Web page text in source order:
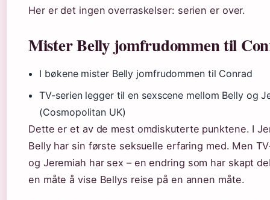
Her er det ingen overraskelser: serien er over.
Mister Belly jomfrudommen til
I bøkene mister Belly jomfrudommen til Conrad
TV-serien legger til en sexscene mellom Belly og
(Cosmopolitan UK)
Dette er et av de mest omdiskuterte punktene. I
Belly har sin første seksuelle erfaring med. Men
og Jeremiah har sex – en endring som har skapt
en måte å vise Bellys reise på en annen måte.